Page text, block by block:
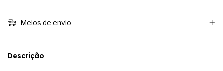
Meios de envio
Descrição